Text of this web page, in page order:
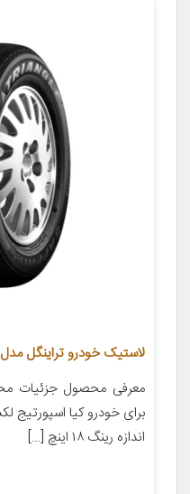
لاستیک خودرو تراینگل مدل TR257 سایز 235/55R18
اندازه رینگ ۱۸ اینچ […]